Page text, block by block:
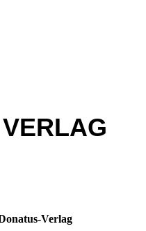
Verlag